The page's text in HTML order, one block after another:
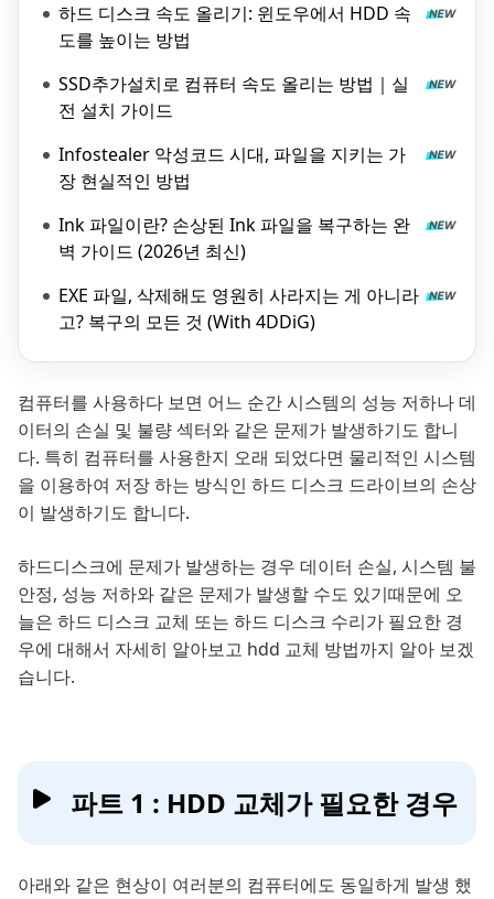
하드 디스크 속도 올리기: 윈도우에서 HDD 속
도를 높이는 방법
SSD추가설치로 컴퓨터 속도 올리는 방법｜실
전 설치 가이드
Infostealer 악성코드 시대, 파일을 지키는 가
장 현실적인 방법
Ink 파일이란? 손상된 Ink 파일을 복구하는 완
벽 가이드 (2026년 최신)
EXE 파일, 삭제해도 영원히 사라지는 게 아니라
고? 복구의 모든 것 (With 4DDiG)
컴퓨터를 사용하다 보면 어느 순간 시스템의 성능 저하나 데
이터의 손실 및 불량 섹터와 같은 문제가 발생하기도 합니
다. 특히 컴퓨터를 사용한지 오래 되었다면 물리적인 시스템
을 이용하여 저장 하는 방식인 하드 디스크 드라이브의 손상
이 발생하기도 합니다.
하드디스크에 문제가 발생하는 경우 데이터 손실, 시스템 불
안정, 성능 저하와 같은 문제가 발생할 수도 있기때문에 오
늘은 하드 디스크 교체 또는 하드 디스크 수리가 필요한 경
우에 대해서 자세히 알아보고 hdd 교체 방법까지 알아 보겠
습니다.
파트 1 : HDD 교체가 필요한 경우
아래와 같은 현상이 여러분의 컴퓨터에도 동일하게 발생 했